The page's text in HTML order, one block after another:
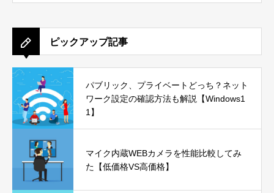
ピックアップ記事
パブリック、プライベートどっち？ネット
ワーク設定の確認方法も解説【Windows1
1】
マイク内蔵WEBカメラを性能比較してみ
た【低価格VS高価格】